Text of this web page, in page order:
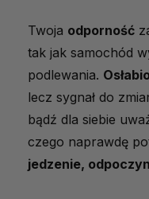
Twoja odporność
tak jak samochód
podlewania.
lecz sygnał do
bądź dla siebie
czego naprawdę
jedzenie,